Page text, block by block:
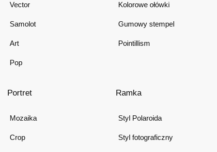
Vector
Samolot
Art
Pop
Kolorowe ołówki
Gumowy stempel
Pointillism
Portret
Mozaika
Crop
Ramka
Styl Polaroida
Styl fotograficzny